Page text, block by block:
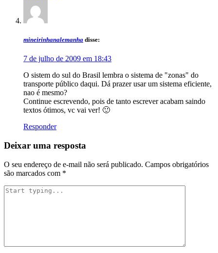
mineirinhanalemanha disse:
7 de julho de 2009 em 18:43
O sistem do sul do Brasil lembra o sistema de "zonas" do
transporte público daqui. Dá prazer usar um sistema eficiente,
nao é mesmo?
Continue escrevendo, pois de tanto escrever acabam saindo
textos ótimos, vc vai ver! 🙂
Responder
Deixar uma resposta
O seu endereço de e-mail não será publicado. Campos obrigatórios
são marcados com *